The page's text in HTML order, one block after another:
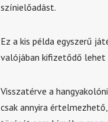
színielőadást.
Ez a kis példa egyszerű
valójában kifizetődő
Visszatérve a
csak annyira